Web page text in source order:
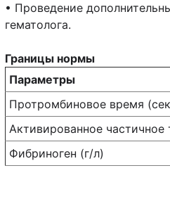
• Проведение
гематолога.
Границы нормы
Параметры
Протромбиновое время
Активированное
Фибриноген (г/л)